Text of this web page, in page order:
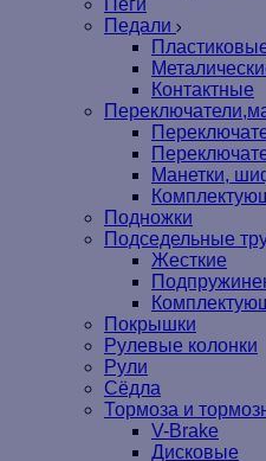
Пеги
Педали
Контактные
Манетки,
Подножки
Подседельные
Жесткие
Покрышки
Рулевые колонки
Рули
Сёдла
Тормоза и
V-Brake
Дисковые